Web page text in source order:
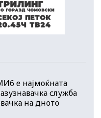
е најмоќната
служба
на дното